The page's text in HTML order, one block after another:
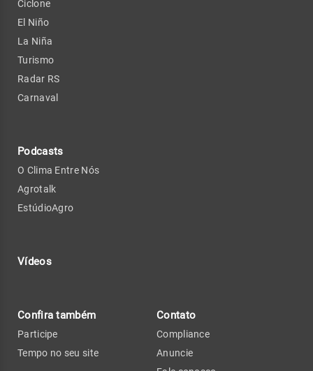
Ciclone
El Niño
La Niña
Turismo
Radar RS
Carnaval
Podcasts
O Clima Entre Nós
Agrotalk
EstúdioAgro
Vídeos
Confira também
Participe
Tempo no seu site
Contato
Compliance
Anuncie